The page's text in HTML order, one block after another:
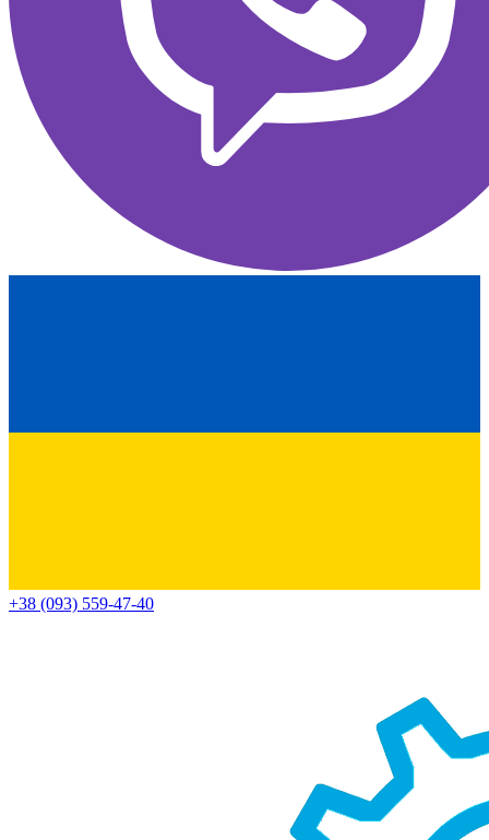
+38 (093) 559-47-40